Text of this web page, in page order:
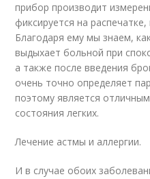
прибор производит
фиксируется на
Благодаря ему мы знаем,
выдыхает больной при
а также после введения
очень точно определяет
поэтому является
состояния легких.
Лечение астмы и аллергии.
И в случае обоих